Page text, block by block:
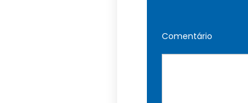
Comentário